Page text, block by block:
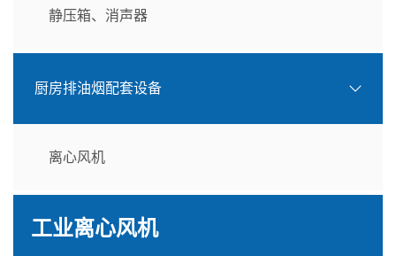
静压箱、消声器
厨房排油烟配套设备
离心风机
工业离心风机